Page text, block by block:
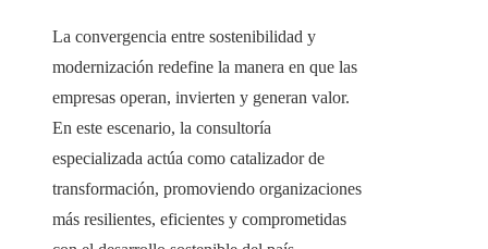
La convergencia entre sostenibilidad y
modernización redefine la manera en que las
empresas operan, invierten y generan valor.
En este escenario, la consultoría
especializada actúa como catalizador de
transformación, promoviendo organizaciones
más resilientes, eficientes y comprometidas